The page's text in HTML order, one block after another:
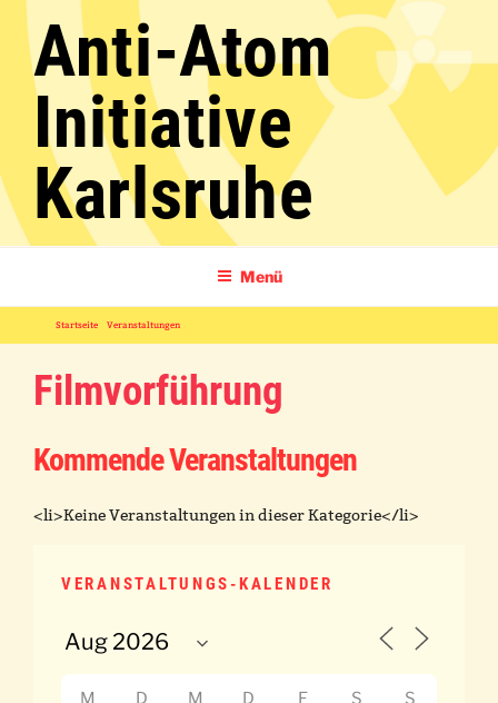
Inhalt
springenAnti-Atom
Initiative
Karlsruhe
Menü
Startseite Veranstaltungen
Filmvorführung
Kommende Veranstaltungen
<li>Keine Veranstaltungen in dieser Kategorie</li>
VERANSTALTUNGS-KALENDER